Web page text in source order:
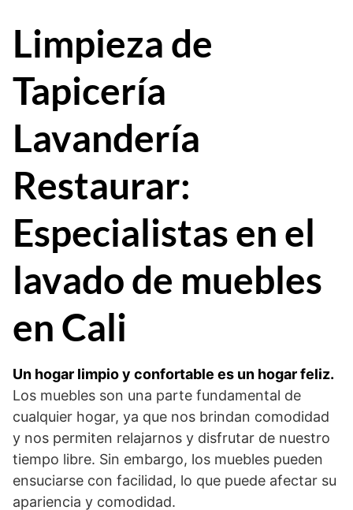
Limpieza de
Tapicería
Lavandería
Restaurar:
Especialistas en el
lavado de muebles
en Cali
Un hogar limpio y confortable es un hogar feliz.
Los muebles son una parte fundamental de
cualquier hogar, ya que nos brindan comodidad
y nos permiten relajarnos y disfrutar de nuestro
tiempo libre. Sin embargo, los muebles pueden
ensuciarse con facilidad, lo que puede afectar su
apariencia y comodidad.